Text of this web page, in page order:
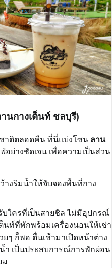
นกางเต็นท์ ชลบุรี)
าติตลอดคืน ที่นี่แบ่งโซน ลาน
อย่างชัดเจน เพื่อความเป็นส่วน
งริมน้ำให้จับจองพื้นที่กาง
บใครที่เป็นสายชิล ไม่มีอุปกรณ์
นท์ที่พักพร้อมเครื่องนอนให้เช่า
ๆ ก็พอ ตื่นเช้ามาเปิดหน้าต่าง
ำ เป็นประสบการณ์การพักผ่อน
ม